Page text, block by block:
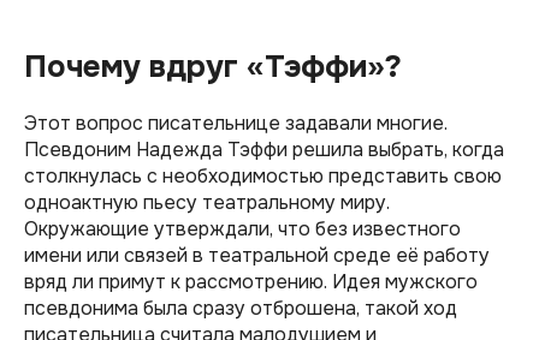
Почему вдруг «Тэффи»?
Этот вопрос писательнице задавали многие.
Псевдоним Надежда Тэффи решила выбрать, когда
столкнулась с необходимостью представить свою
одноактную пьесу театральному миру.
Окружающие утверждали, что без известного
имени или связей в театральной среде её работу
вряд ли примут к рассмотрению. Идея мужского
псевдонима была сразу отброшена, такой ход